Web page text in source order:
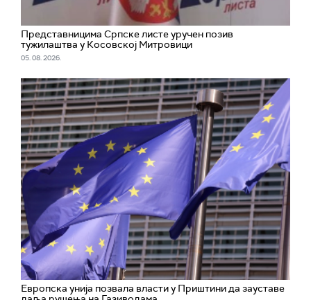
Представницима Српске листе уручен позив
тужилаштва у Косовској Митровици
05. 08. 2026.
Европска унија позвала власти у Приштини да зауставе